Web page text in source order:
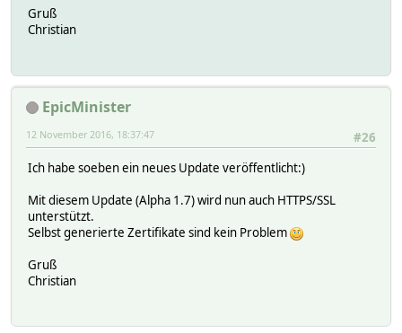
Gruß
Christian
EpicMinister
#26
12 November 2016, 18:37:47
Ich habe soeben ein neues Update veröffentlicht:)
Mit diesem Update (Alpha 1.7) wird nun auch HTTPS/SSL
unterstützt.
Selbst generierte Zertifikate sind kein Problem
Gruß
Christian